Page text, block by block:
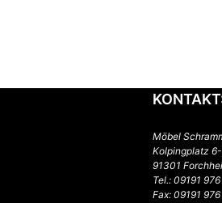
Möbel
Kolpingplatz
91301
Tel.: 09191
Fax: 09191